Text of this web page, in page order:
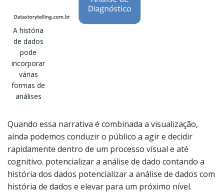
A história
de dados
pode
incorporar
várias
formas de
análises
Quando essa narrativa é combinada a visualização,
ainda podemos conduzir o público a agir e decidir
rapidamente dentro de um processo visual e até
cognitivo. potencializar a análise de dado contando a
história dos dados potencializar a análise de dados com
história de dados e elevar para um próximo nível.